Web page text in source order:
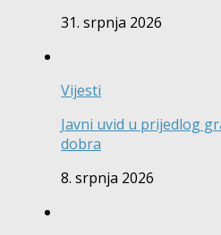
31. srpnja 2026
Vijesti
Javni uvid u prijedlog
dobra
8. srpnja 2026